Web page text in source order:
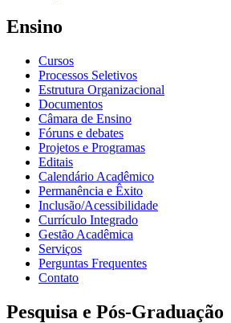
Ensino
Cursos
Processos Seletivos
Estrutura Organizacional
Documentos
Câmara de Ensino
Fóruns e debates
Projetos e Programas
Editais
Calendário Acadêmico
Permanência e Êxito
Inclusão/Acessibilidade
Currículo Integrado
Gestão Acadêmica
Serviços
Perguntas Frequentes
Contato
Pesquisa e Pós-Graduação